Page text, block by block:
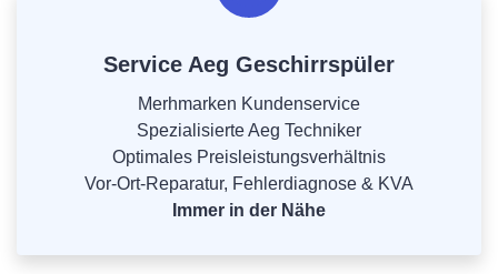
Service Aeg Geschirrspüler
Merhmarken Kundenservice
Spezialisierte Aeg Techniker
Optimales Preisleistungsverhältnis
Vor-Ort-Reparatur, Fehlerdiagnose & KVA
Immer in der Nähe